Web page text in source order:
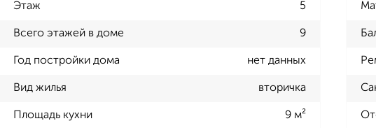
Этаж 5
Всего этажей в доме 9
Год постройки дома нет данных
Вид жилья вторичка
Площадь кухни 9 м²